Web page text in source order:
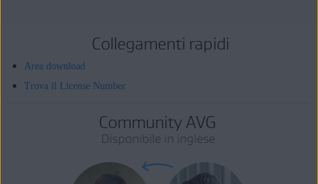
Collegamenti rapidi
Area download
Trova il License Number
Community AVG
Disponibile in inglese